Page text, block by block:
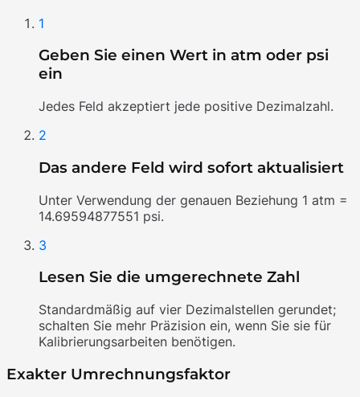
1
Geben Sie einen Wert in atm oder psi
ein
Jedes Feld akzeptiert jede positive Dezimalzahl.
2
Das andere Feld wird sofort aktualisiert
Unter Verwendung der genauen Beziehung 1 atm =
14.69594877551 psi.
3
Lesen Sie die umgerechnete Zahl
Standardmäßig auf vier Dezimalstellen gerundet;
schalten Sie mehr Präzision ein, wenn Sie sie für
Kalibrierungsarbeiten benötigen.
Exakter Umrechnungsfaktor